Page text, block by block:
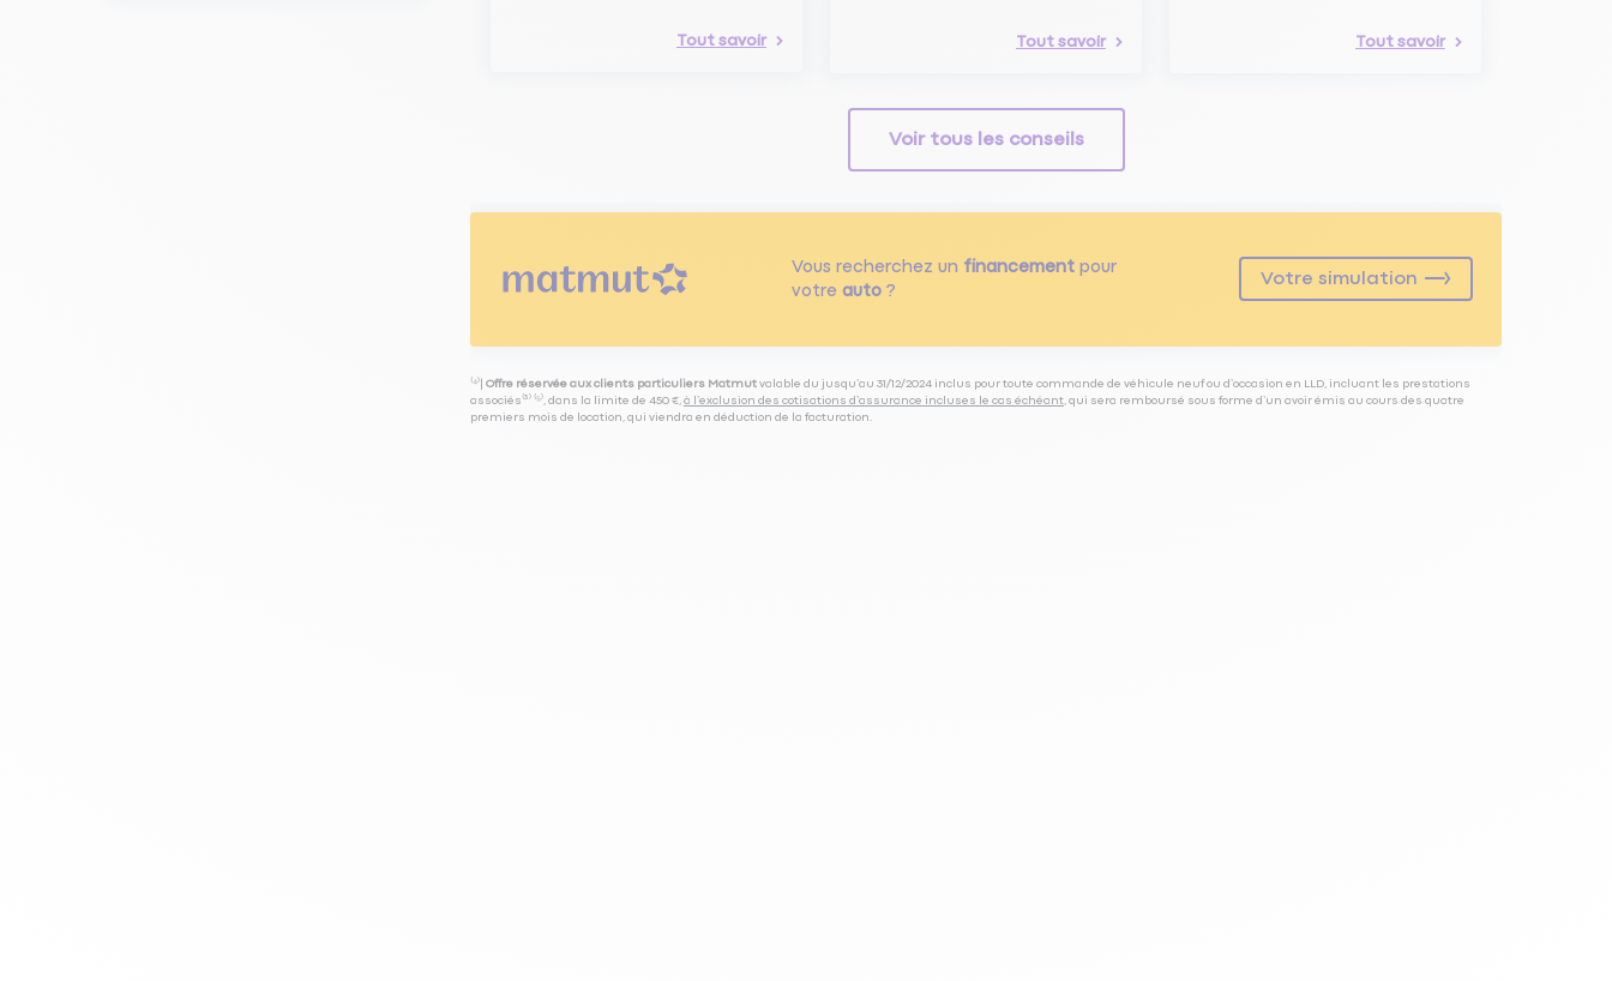
Tout savoir Tout savoir Tout savoir
Voir tous les conseils
Vous recherchez un financementpour
votre auto?
Votre simulation
⁽⁴⁾| Offre réservée aux clients particuliers Matmut valable du jusqu’au 31/12/2024 inclus pour toute commande de véhicule neuf ou d’occasion en LLD, incluant les prestations
associés⁽³⁾ ⁽⁵⁾, dans la limite de 450 €, à l’exclusion des cotisations d’assurance incluses le cas échéant , qui sera remboursé sous forme d’un avoir émis au cours des quatre
premiers mois de location, qui viendra en déduction de la facturation.